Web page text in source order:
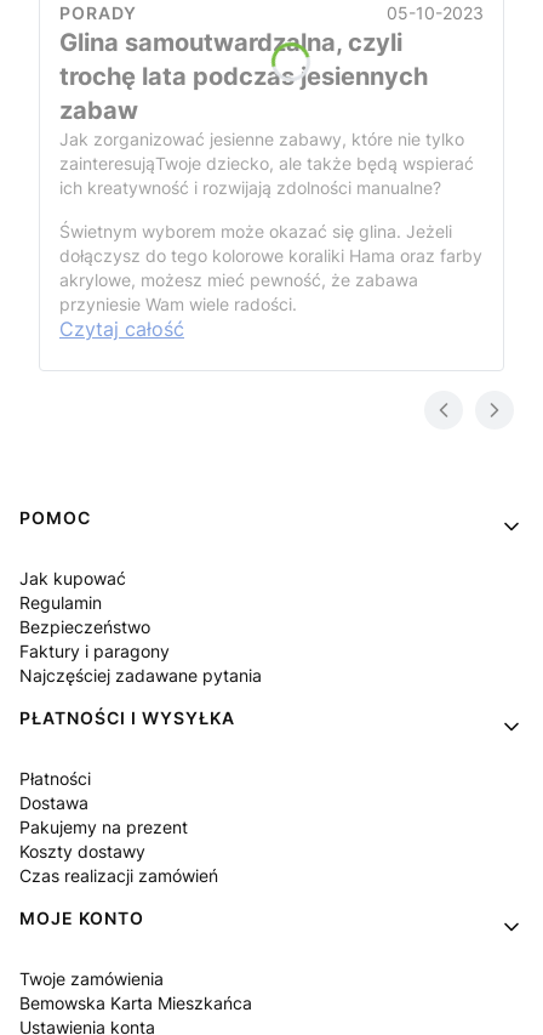
PORADY 05-10-2023
Glina samoutwardzalna, czyli
trochę lata podczas jesiennych
zabaw
Jak zorganizować jesienne zabawy, które nie tylko
zainteresująTwoje dziecko, ale także będą wspierać
ich kreatywność i rozwijają zdolności manualne?
Świetnym wyborem może okazać się glina. Jeżeli
dołączysz do tego kolorowe koraliki Hama oraz farby
akrylowe, możesz mieć pewność, że zabawa
przyniesie Wam wiele radości.
Czytaj całość
Linki w stopce
POMOC
Jak kupować
Regulamin
Bezpieczeństwo
Faktury i paragony
Najczęściej zadawane pytania
PŁATNOŚCI I WYSYŁKA
Płatności
Dostawa
Pakujemy na prezent
Koszty dostawy
Czas realizacji zamówień
MOJE KONTO
Twoje zamówienia
Bemowska Karta Mieszkańca
Ustawienia konta